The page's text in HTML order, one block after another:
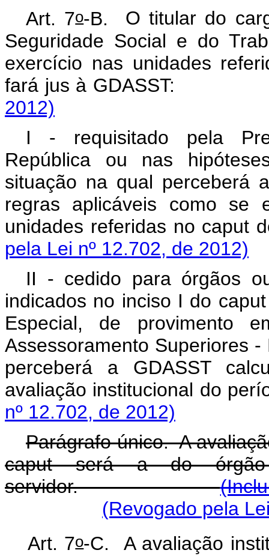
Art. 7o-B. O titular do
Seguridade Social e do
exercício nas unidades
fará jus à
2012)
I - requisitado pela
República ou nas
situação na qual perceberá
regras aplicáveis como se
unidades referidas no caput
pela Lei nº 12.702, de 2012)
II - cedido para órgãos
indicados no inciso I do caput
Especial, de provimento
Assessoramento Superiores
perceberá a GDASST
avaliação
nº 12.702, de 2012)
Parágrafo único. A
caputserá a do órgão
servidor.
(Revogado pela
Art. 7o-C. A avaliação